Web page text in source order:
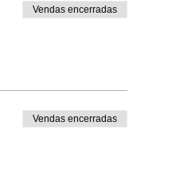
Vendas encerradas
Vendas encerradas